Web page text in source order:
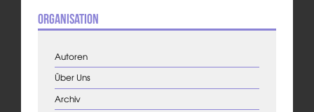
Organisation
Autoren
Über Uns
Archiv